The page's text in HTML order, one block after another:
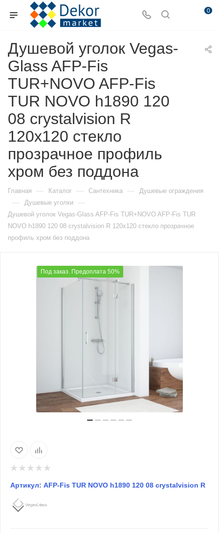
0
Душевой уголок Vegas-
Glass AFP-Fis
TUR+NOVO AFP-Fis
TUR NOVO h1890 120
08 crystalvision R
120х120 стекло
прозрачное профиль
хром без поддона
Главная — Каталог — Сантехника — Душевые ограждения
— Душевые уголки —
Душевой уголок Vegas-Glass AFP-Fis TUR+NOVO AFP-Fis TUR
NOVO h1890 120 08 crystalvision R 120х120 стекло прозрачное
профиль хром без поддона
Под заказ. Предоплата 50%
Артикул: AFP-Fis TUR NOVO h1890 120 08 crystalvision R